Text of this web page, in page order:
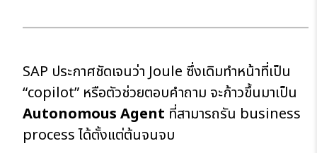
SAP ประกาศชัดเจนว่า Joule ซึ่งเดิมทำหน้าที่เป็น
“copilot” หรือตัวช่วยตอบคำถาม จะก้าวขึ้นมาเป็น
Autonomous Agent ที่สามารถรัน business
process ได้ตั้งแต่ต้นจนจบ